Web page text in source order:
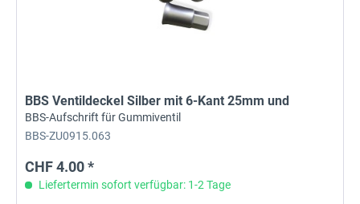
BBS Ventildeckel Silber mit 6-Kant 25mm und
BBS-Aufschrift für Gummiventil
BBS-ZU0915.063
CHF 4.00 *
Liefertermin sofort verfügbar: 1-2 Tage